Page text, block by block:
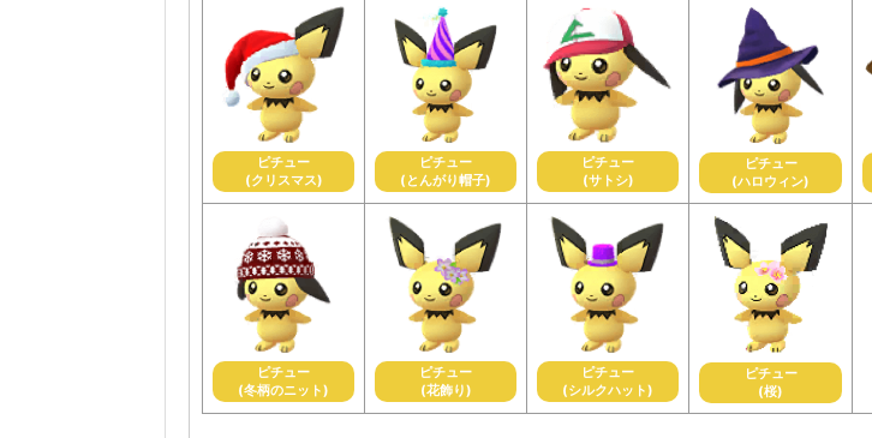
ピチュー
(クリスマス)
ピチュー
(とんがり帽子)
ピチュー
(サトシ)
ピチュー
(ハロウィン)
ピチュー
(冬柄のニット)
ピチュー
(花飾り)
ピチュー
(シルクハット)
ピチュー
(桜)